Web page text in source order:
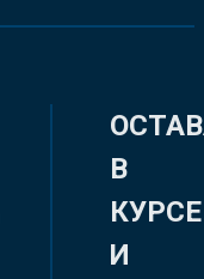
В
КУРСЕ
И